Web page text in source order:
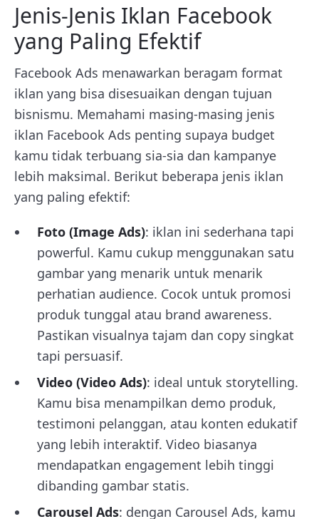
Jenis-Jenis Iklan Facebook
yang Paling Efektif
Facebook Ads menawarkan beragam format
iklan yang bisa disesuaikan dengan tujuan
bisnismu. Memahami masing-masing jenis
iklan Facebook Ads penting supaya budget
kamu tidak terbuang sia-sia dan kampanye
lebih maksimal. Berikut beberapa jenis iklan
yang paling efektif:
Foto (Image Ads): iklan ini sederhana tapi
powerful. Kamu cukup menggunakan satu
gambar yang menarik untuk menarik
perhatian audience. Cocok untuk promosi
produk tunggal atau brand awareness.
Pastikan visualnya tajam dan copy singkat
tapi persuasif.
Video (Video Ads): ideal untuk storytelling.
Kamu bisa menampilkan demo produk,
testimoni pelanggan, atau konten edukatif
yang lebih interaktif. Video biasanya
mendapatkan engagement lebih tinggi
dibanding gambar statis.
Carousel Ads: dengan Carousel Ads, kamu